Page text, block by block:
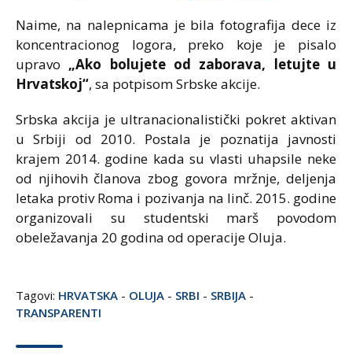
Naime, na nalepnicama je bila fotografija dece iz
koncentracionog logora, preko koje je pisalo
upravo „Ako bolujete od zaborava, letujte u
Hrvatskoj“, sa potpisom Srbske akcije.
Srbska akcija je ultranacionalistički pokret aktivan
u Srbiji od 2010. Postala je poznatija javnosti
krajem 2014. godine kada su vlasti uhapsile neke
od njihovih članova zbog govora mržnje, deljenja
letaka protiv Roma i pozivanja na linč. 2015. godine
organizovali su studentski marš povodom
obeležavanja 20 godina od operacije Oluja.
Tagovi: HRVATSKA - OLUJA - SRBI - SRBIJA -
TRANSPARENTI